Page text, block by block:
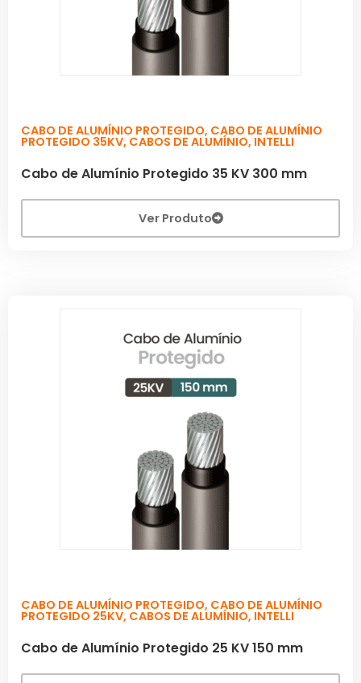
CABO DE ALUMÍNIO PROTEGIDO, CABO DE ALUMÍNIO
PROTEGIDO 35KV, CABOS DE ALUMÍNIO, INTELLI
Cabo de Alumínio Protegido 35 KV 300 mm
Ver Produto
CABO DE ALUMÍNIO PROTEGIDO, CABO DE ALUMÍNIO
PROTEGIDO 25KV, CABOS DE ALUMÍNIO, INTELLI
Cabo de Alumínio Protegido 25 KV 150 mm